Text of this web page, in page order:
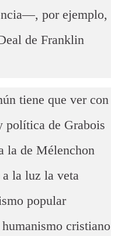
por ejemplo,
de Franklin
tiene que ver con
política de Grabois
la de Mélenchon
a la luz la veta
popular
cristiano